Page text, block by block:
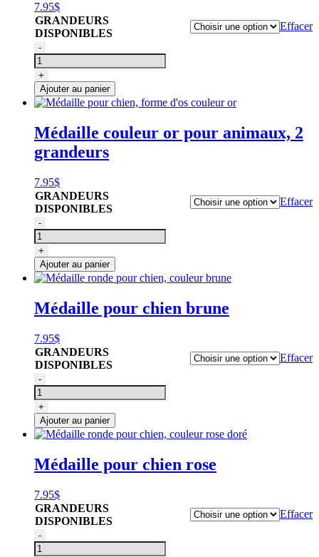
7.95$
GRANDEURS
DISPONIBLES
Effacer
quantité
de
Médaille
pour
chien,
forme
couleur
noir
-
+
Ajouter au panier
Médaille couleur or pour animaux, 2
grandeurs
7.95$
GRANDEURS
DISPONIBLES
Effacer
quantité
de
Médaille
pour
chien,
forme
couleur
-
+
Ajouter au panier
Médaille pour chien brune
7.95$
GRANDEURS
DISPONIBLES
Effacer
quantité
de
Médaille
ronde
pour
chien,
brune
-
+
Ajouter au panier
Médaille pour chien rose
7.95$
GRANDEURS
DISPONIBLES
Effacer
quantité
de
-